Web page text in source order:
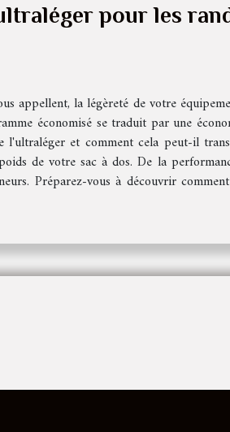
pour les
appellent, la légèreté de votre
économisé se traduit par une
l'ultraléger et comment cela peut-il
de votre sac à dos. De la
Préparez-vous à découvrir